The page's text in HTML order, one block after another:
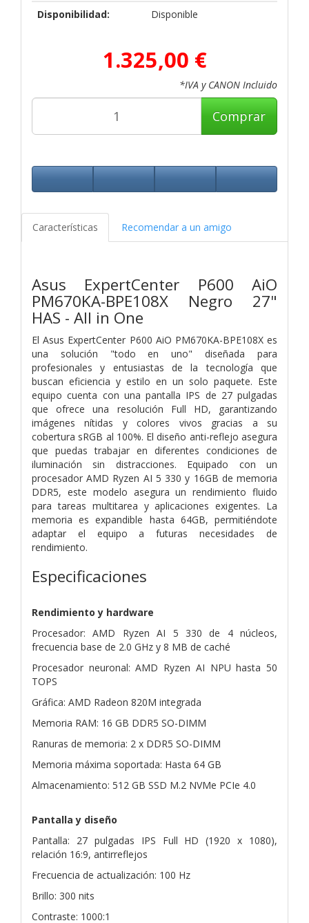
Disponibilidad:
Disponible
1.325,00 €
*IVA y CANON Incluido
Comprar
Características Recomendar a un amigo
Asus ExpertCenter P600 AiO
PM670KA-BPE108X Negro 27"
HAS - All in One
El Asus ExpertCenter P600 AiO PM670KA-BPE108X es
una solución "todo en uno" diseñada para
profesionales y entusiastas de la tecnología que
buscan eficiencia y estilo en un solo paquete. Este
equipo cuenta con una pantalla IPS de 27 pulgadas
que ofrece una resolución Full HD, garantizando
imágenes nítidas y colores vivos gracias a su
cobertura sRGB al 100%. El diseño anti-reflejo asegura
que puedas trabajar en diferentes condiciones de
iluminación sin distracciones. Equipado con un
procesador AMD Ryzen AI 5 330 y 16GB de memoria
DDR5, este modelo asegura un rendimiento fluido
para tareas multitarea y aplicaciones exigentes. La
memoria es expandible hasta 64GB, permitiéndote
adaptar el equipo a futuras necesidades de
rendimiento.
Especificaciones
Rendimiento y hardware
Procesador: AMD Ryzen AI 5 330 de 4 núcleos,
frecuencia base de 2.0 GHz y 8 MB de caché
Procesador neuronal: AMD Ryzen AI NPU hasta 50
TOPS
Gráfica: AMD Radeon 820M integrada
Memoria RAM: 16 GB DDR5 SO-DIMM
Ranuras de memoria: 2 x DDR5 SO-DIMM
Memoria máxima soportada: Hasta 64 GB
Almacenamiento: 512 GB SSD M.2 NVMe PCIe 4.0
Pantalla y diseño
Pantalla: 27 pulgadas IPS Full HD (1920 x 1080),
relación 16:9, antirreflejos
Frecuencia de actualización: 100 Hz
Brillo: 300 nits
Contraste: 1000:1